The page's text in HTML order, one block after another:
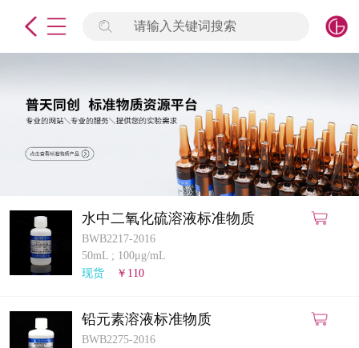
请输入关键词搜索
水中二氧化硫溶液标准物质
BWB2217-2016
50mL ; 100μg/mL
现货
￥110
铅元素溶液标准物质
BWB2275-2016
签到
标准物质
产品专项
微生物检测/质控品
定制标物
定制仪器